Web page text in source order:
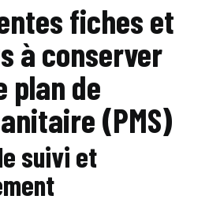
fiches et
à conserver
plan de
(PMS)
suivi et